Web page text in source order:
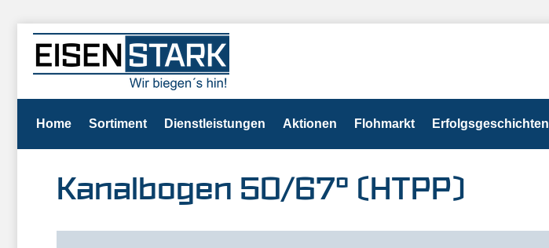
Home Sortiment Dienstleistungen Aktionen Flohmarkt Erfolgsgeschichten
Kanalbogen 50/67° (HTPP)